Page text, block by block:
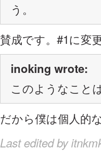
う。
賛成です。#1に変
inoking wrote:
このようなこと
だから僕は個人的
Last edited by